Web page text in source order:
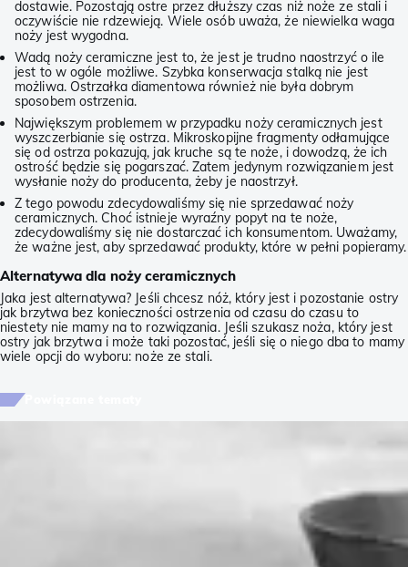
dostawie. Pozostają ostre przez dłuższy czas niż noże ze stali i
oczywiście nie rdzewieją. Wiele osób uważa, że niewielka waga
noży jest wygodna.
Wadą noży ceramiczne jest to, że jest je trudno naostrzyć o ile
jest to w ogóle możliwe. Szybka konserwacja stalką nie jest
możliwa. Ostrzałka diamentowa również nie była dobrym
sposobem ostrzenia.
Największym problemem w przypadku noży ceramicznych jest
wyszczerbianie się ostrza. Mikroskopijne fragmenty odłamujące
się od ostrza pokazują, jak kruche są te noże, i dowodzą, że ich
ostrość będzie się pogarszać. Zatem jedynym rozwiązaniem jest
wysłanie noży do producenta, żeby je naostrzył.
Z tego powodu zdecydowaliśmy się nie sprzedawać noży
ceramicznych. Choć istnieje wyraźny popyt na te noże,
zdecydowaliśmy się nie dostarczać ich konsumentom. Uważamy,
że ważne jest, aby sprzedawać produkty, które w pełni popieramy.
Alternatywa dla noży ceramicznych
Jaka jest alternatywa? Jeśli chcesz nóż, który jest i pozostanie ostry
jak brzytwa bez konieczności ostrzenia od czasu do czasu to
niestety nie mamy na to rozwiązania. Jeśli szukasz noża, który jest
ostry jak brzytwa i może taki pozostać, jeśli się o niego dba to mamy
wiele opcji do wyboru: noże ze stali.